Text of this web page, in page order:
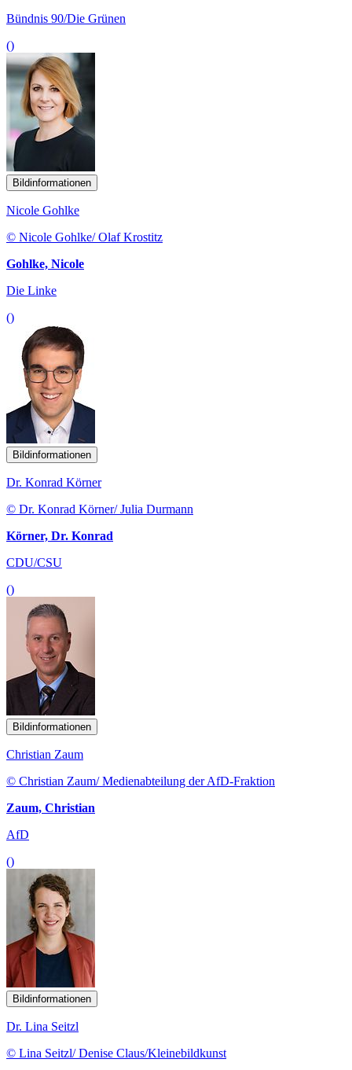
Bündnis 90/Die Grünen
()
Bildinformationen
Nicole Gohlke
© Nicole Gohlke/ Olaf Krostitz
Gohlke, Nicole
Die Linke
()
Bildinformationen
Dr. Konrad Körner
© Dr. Konrad Körner/ Julia Durmann
Körner, Dr. Konrad
CDU/CSU
()
Bildinformationen
Christian Zaum
© Christian Zaum/ Medienabteilung der AfD-Fraktion
Zaum, Christian
AfD
()
Bildinformationen
Dr. Lina Seitzl
© Lina Seitzl/ Denise Claus/Kleinebildkunst